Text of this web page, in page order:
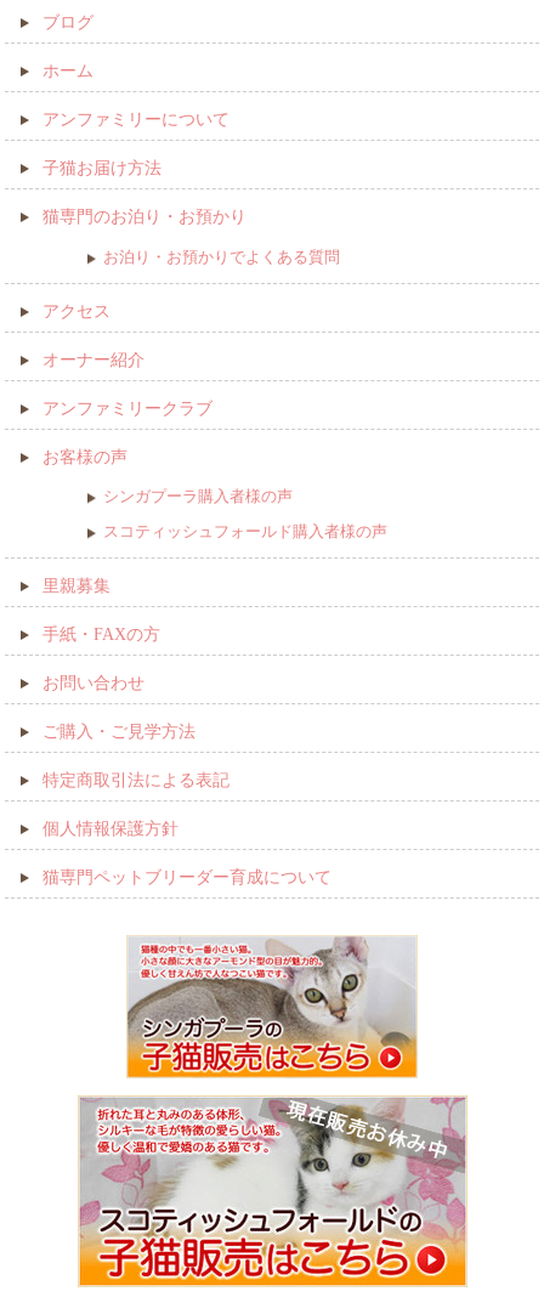
ブログ
ホーム
アンファミリーについて
子猫お届け方法
猫専門のお泊り・お預かり
お泊り・お預かりでよくある質問
アクセス
オーナー紹介
アンファミリークラブ
お客様の声
シンガプーラ購入者様の声
スコティッシュフォールド購入者様の声
里親募集
手紙・FAXの方
お問い合わせ
ご購入・ご見学方法
特定商取引法による表記
個人情報保護方針
猫専門ペットブリーダー育成について